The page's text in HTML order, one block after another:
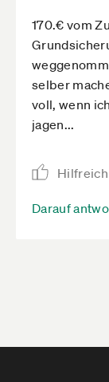
170.€ vom
selber
voll, wenn
jagen...
Hilfreich
Darauf